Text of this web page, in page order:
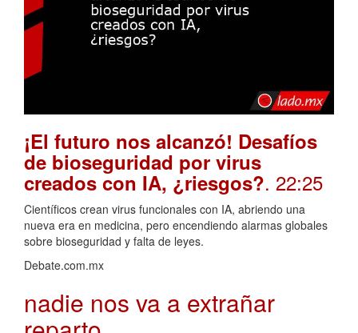
¡El futuro nos alcanzó! Desafíos
de bioseguridad por virus
creados con IA, ¿riesgos?. 22:25
Científicos crean virus funcionales con IA, abriendo una
nueva era en medicina, pero encendiendo alarmas globales
sobre bioseguridad y falta de leyes.
Debate.com.mx
nadie nos va a extrañar